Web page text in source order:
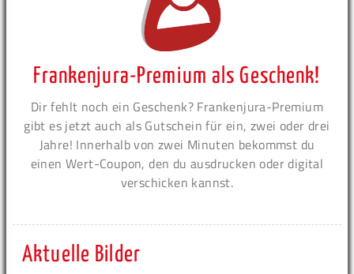
Frankenjura-Premium als Geschenk!
Dir fehlt noch ein Geschenk? Frankenjura-Premium
gibt es jetzt auch als Gutschein für ein, zwei oder drei
Jahre! Innerhalb von zwei Minuten bekommst du
einen Wert-Coupon, den du ausdrucken oder digital
verschicken kannst.
Aktuelle Bilder